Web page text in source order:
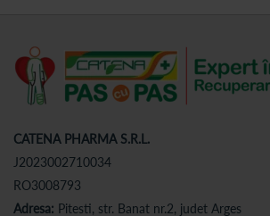
CATENA PHARMA S.R.L.
J2023002710034
RO3008793
Adresa: Pitesti, str. Banat nr.2, judet Arges